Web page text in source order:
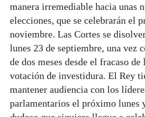
manera irremediable hacia unas
elecciones, que se celebrarán el
noviembre. Las Cortes se
lunes 23 de septiembre, una vez
de dos meses desde el fracaso
votación de investidura. El Rey
mantener audiencia con los
parlamentarios el próximo lunes